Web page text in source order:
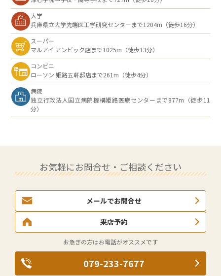
大学
兵庫県立大学先端医工学研究センターまで1204m（徒歩16分）
スーパー
マルアイ アンビック店まで1025m（徒歩13分）
コンビニ
ローソン 姫路五軒邸店まで261m（徒歩4分）
病院
独立行政法人国立病院機構姫路医療センターまで877m（徒歩11
分）
お気軽にお問合せ・ご相談ください
メールでお問合せ
来店予約
お急ぎの方はお電話がオススメです
079-233-7677